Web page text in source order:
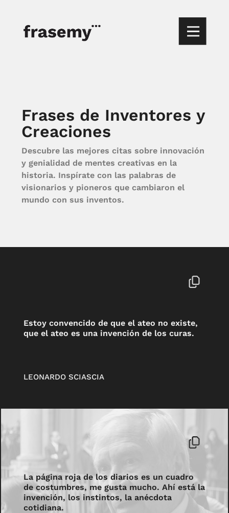
Frases de Inventores y
Creaciones
Descubre las mejores citas sobre innovación
y genialidad de mentes creativas en la
historia. Inspírate con las palabras de
visionarios y pioneros que cambiaron el
mundo con sus inventos.
Estoy convencido de que el ateo no existe,
que el ateo es una invención de los curas.
LEONARDO SCIASCIA
La página roja de los diarios es un cuadro
de costumbres, me gusta mucho. Ahí está la
invención, los instintos, la anécdota
cotidiana.